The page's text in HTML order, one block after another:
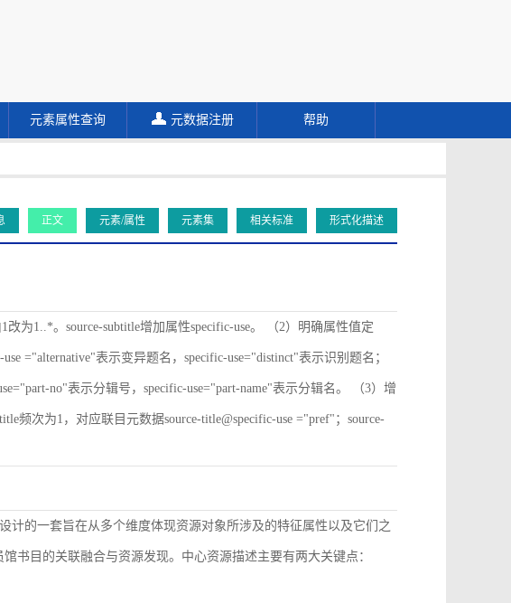
元素属性查询 元数据注册 帮助
正文 元素/属性 元素集 相关标准 形式化描述
为1..*。source-subtitle增加属性specific-use。 （2）明确属性值定
="alternative"表示变异题名，specific-use="distinct"表示识别题名；
no"表示分辑号，specific-use="part-name"表示分辑名。 （3）增
频次为1，对应联目元数据source-title@specific-use ="pref"；source-
计的一套旨在从多个维度体现资源对象所涉及的特征属性以及它们之
书目的关联融合与资源发现。中心资源描述主要有两大关键点：